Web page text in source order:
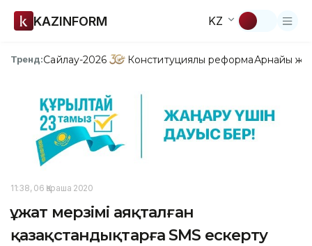
KAZINFORM KZ
Тренд:Сайлау-2026 Конституциялық реформаАрнайы
11:38, 06 Қараша 2020
Құжат мерзімі аяқталған
қазақстандықтарға SMS ескерту